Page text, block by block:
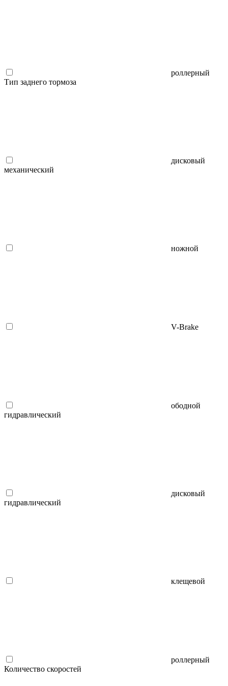
роллерный
Тип заднего тормоза
дисковый
механический
ножной
V-Brake
ободной
гидравлический
дисковый
гидравлический
клещевой
роллерный
Количество скоростей